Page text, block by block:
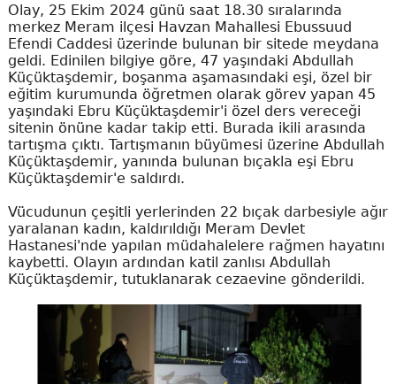
Olay, 25 Ekim 2024 günü saat 18.30 sıralarında
merkez Meram ilçesi Havzan Mahallesi Ebussuud
Efendi Caddesi üzerinde bulunan bir sitede meydana
geldi. Edinilen bilgiye göre, 47 yaşındaki Abdullah
Küçüktaşdemir, boşanma aşamasındaki eşi, özel bir
eğitim kurumunda öğretmen olarak görev yapan 45
yaşındaki Ebru Küçüktaşdemir'i özel ders vereceği
sitenin önüne kadar takip etti. Burada ikili arasında
tartışma çıktı. Tartışmanın büyümesi üzerine Abdullah
Küçüktaşdemir, yanında bulunan bıçakla eşi Ebru
Küçüktaşdemir'e saldırdı.
Vücudunun çeşitli yerlerinden 22 bıçak darbesiyle ağır
yaralanan kadın, kaldırıldığı Meram Devlet
Hastanesi'nde yapılan müdahalelere rağmen hayatını
kaybetti. Olayın ardından katil zanlısı Abdullah
Küçüktaşdemir, tutuklanarak cezaevine gönderildi.